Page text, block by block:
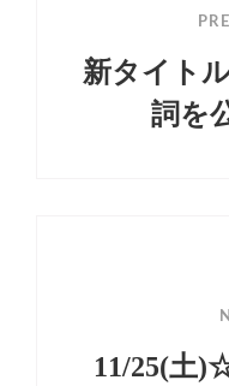
新タイト
詞を
11/25(土